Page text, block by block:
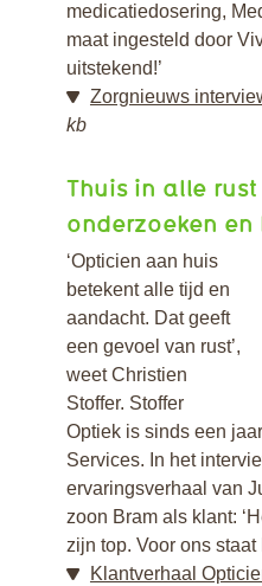
medicatiedosering,
maat ingesteld door
uitstekend!’
Zorgnieuws
kb
Thuis in alle
onderzoeken
‘Opticien aan huis
betekent alle tijd en
aandacht. Dat geeft
een gevoel van rust’,
weet Christien
Stoffer. Stoffer
Optiek is sinds een
Services. In het
ervaringsverhaal van
zoon Bram als klant:
zijn top. Voor ons staat
Klantverhaal